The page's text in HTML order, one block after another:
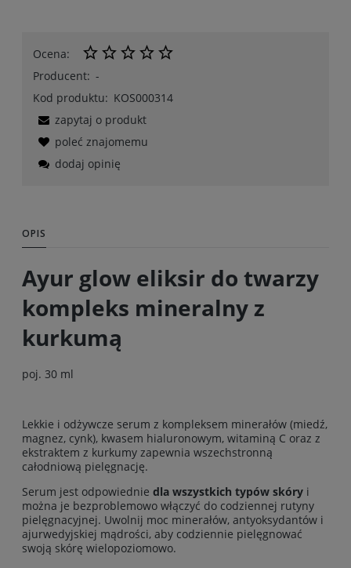
Ocena:
Producent: -
Kod produktu: KOS000314
zapytaj o produkt
poleć znajomemu
dodaj opinię
OPIS
Ayur glow eliksir do twarzy
kompleks mineralny z
kurkumą
poj. 30 ml
Lekkie i odżywcze serum z kompleksem minerałów (miedź,
magnez, cynk), kwasem hialuronowym, witaminą C oraz z
ekstraktem z kurkumy zapewnia wszechstronną
całodniową pielęgnację.
Serum jest odpowiednie dla wszystkich typów skóry i
można je bezproblemowo włączyć do codziennej rutyny
pielęgnacyjnej. Uwolnij moc minerałów, antyoksydantów i
ajurwedyjskiej mądrości, aby codziennie pielęgnować
swoją skórę wielopoziomowo.